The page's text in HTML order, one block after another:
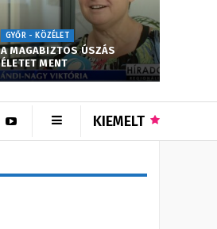
GYŐR - KÖZÉLET
A MAGABIZTOS ÚSZÁS
ÉLETET MENT
KIEMELT